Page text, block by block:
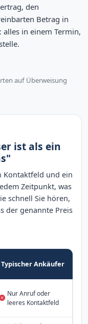
den
Betrag in
alles in einem Termin,
auf Überweisung
ist als ein
Kontaktfeld und ein
Zeitpunkt, was
schnell Sie hören,
der genannte Preis
Typischer Ankäufer
Nur Anruf oder
leeres Kontaktfeld